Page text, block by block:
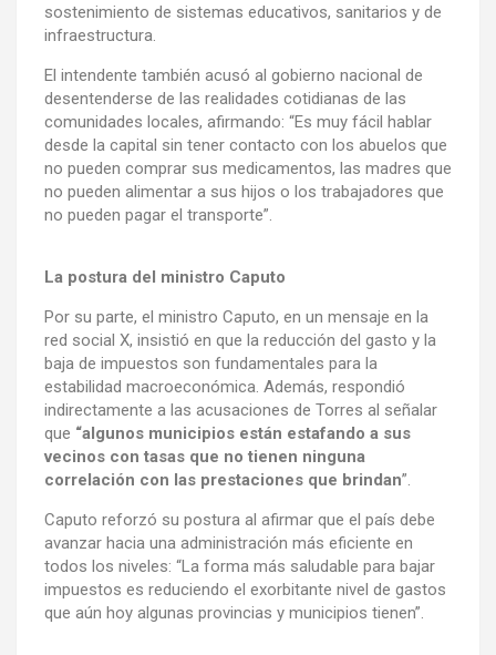
sostenimiento de sistemas educativos, sanitarios y de
infraestructura.
El intendente también acusó al gobierno nacional de
desentenderse de las realidades cotidianas de las
comunidades locales, afirmando: “Es muy fácil hablar
desde la capital sin tener contacto con los abuelos que
no pueden comprar sus medicamentos, las madres que
no pueden alimentar a sus hijos o los trabajadores que
no pueden pagar el transporte”.
La postura del ministro Caputo
Por su parte, el ministro Caputo, en un mensaje en la
red social X, insistió en que la reducción del gasto y la
baja de impuestos son fundamentales para la
estabilidad macroeconómica. Además, respondió
indirectamente a las acusaciones de Torres al señalar
que “algunos municipios están estafando a sus
vecinos con tasas que no tienen ninguna
correlación con las prestaciones que brindan”.
Caputo reforzó su postura al afirmar que el país debe
avanzar hacia una administración más eficiente en
todos los niveles: “La forma más saludable para bajar
impuestos es reduciendo el exorbitante nivel de gastos
que aún hoy algunas provincias y municipios tienen”.